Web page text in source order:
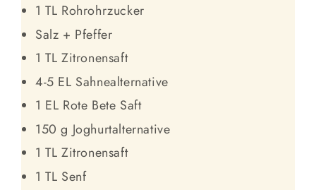
1 TL Rohrohrzucker
Salz + Pfeffer
1 TL Zitronensaft
4-5 EL Sahnealternative
1 EL Rote Bete Saft
150 g Joghurtalternative
1 TL Zitronensaft
1 TL Senf